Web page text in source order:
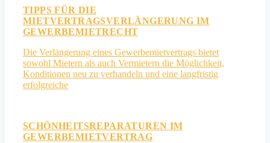
TIPPS FÜR DIE
MIETVERTRAGSVERLÄNGERUNG IM
GEWERBEMIETRECHT
Die Verlängerung eines Gewerbemietvertrags bietet
sowohl Mietern als auch Vermietern die Möglichkeit,
Konditionen neu zu verhandeln und eine langfristig
erfolgreiche
SCHÖNHEITSREPARATUREN IM
GEWERBEMIETVERTRAG